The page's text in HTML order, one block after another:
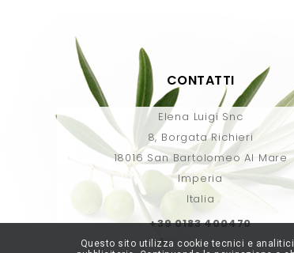
CONTATTI
Elena Luigi Snc
8, Borgata Richieri
18016 San Bartolomeo Al Mare
Imperia
Italia
+39 0183 400470
Questo sito utilizza cookie tecnici e